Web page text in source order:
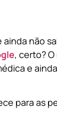
não
, certo?
e
para as